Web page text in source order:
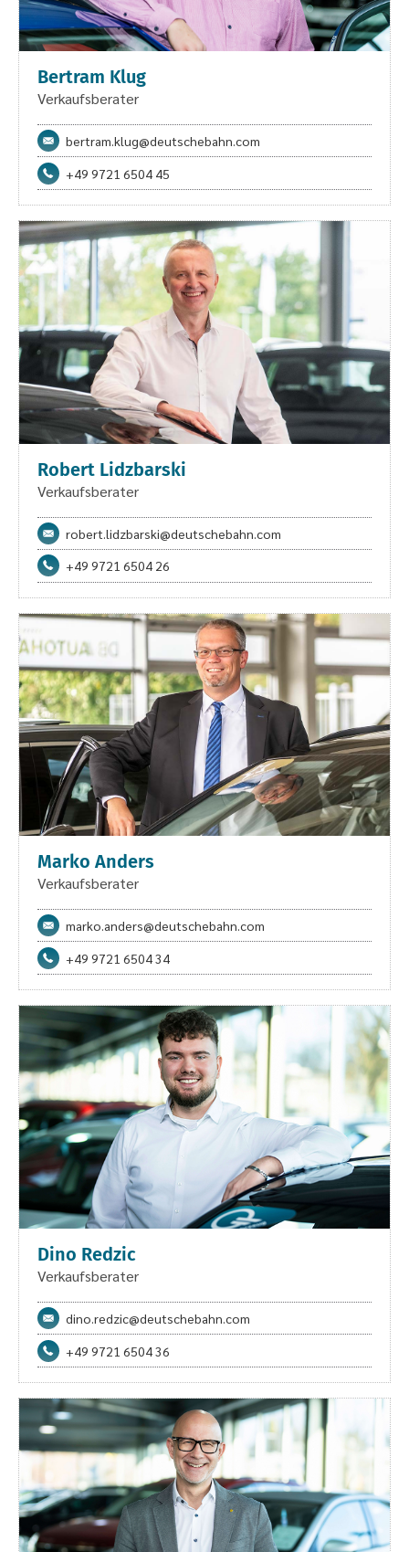
Bertram Klug
Verkaufsberater
bertram.klug@deutschebahn.com
+49 9721 6504 45
Robert Lidzbarski
Verkaufsberater
robert.lidzbarski@deutschebahn.com
+49 9721 6504 26
Marko Anders
Verkaufsberater
marko.anders@deutschebahn.com
+49 9721 6504 34
Dino Redzic
Verkaufsberater
dino.redzic@deutschebahn.com
+49 9721 6504 36